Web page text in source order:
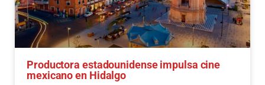
Productora estadounidense impulsa cine
mexicano en Hidalgo